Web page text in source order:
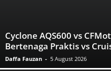
Cyclone AQS600 vs
Bertenaga Praktis vs
Daffa Fauzan - 5 August 2026